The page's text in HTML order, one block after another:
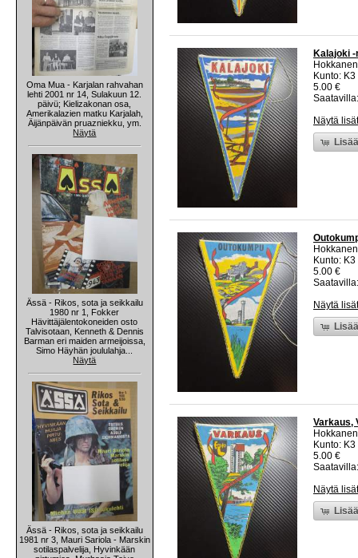
Oma Mua - Karjalan rahvahan
lehti 2001 nr 14, Sulakuun 12.
päivü; Kielizakonan osa,
Amerikalazien matku Karjalah,
Äijänpäivän pruazniekku, ym.
Näytä
Ässä - Rikos, sota ja seikkailu
1980 nr 1, Fokker
Hävittäjälentokoneiden osto
Talvisotaan, Kenneth & Dennis
Barman eri maiden armeijoissa,
Simo Häyhän joululahja...
Näytä
Ässä - Rikos, sota ja seikkailu
1981 nr 3, Mauri Sariola - Marskin
sotilaspalvelija, Hyvinkään
Kalajoki
Kunto:
5.00 €
Näytä
Kunto:
5.00 €
Näytä
Varkaus,
Kunto:
5.00 €
Näytä